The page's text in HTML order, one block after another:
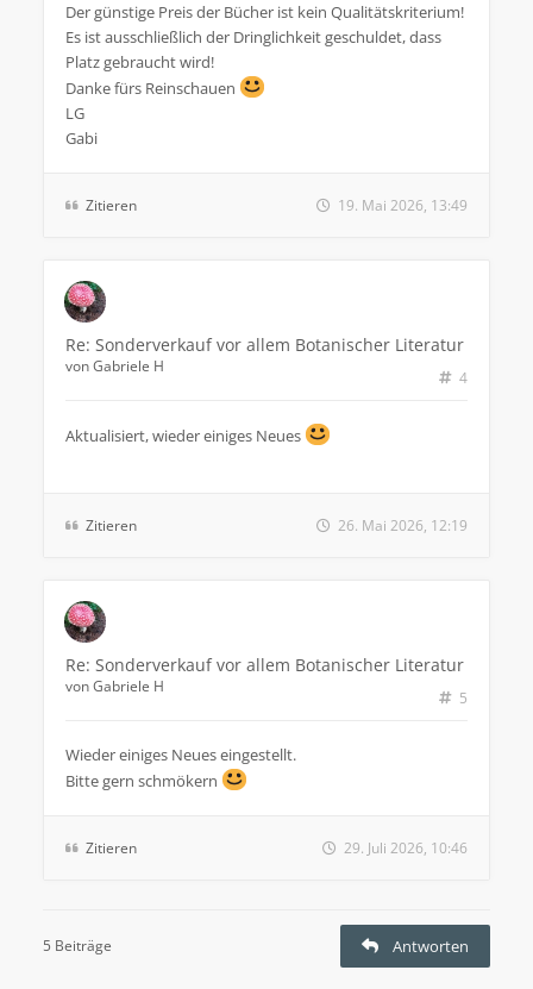
Der günstige Preis der Bücher ist kein Qualitätskriterium!
Es ist ausschließlich der Dringlichkeit geschuldet, dass
Platz gebraucht wird!
Danke fürs Reinschauen
LG
Gabi
Zitieren 19. Mai 2026, 13:49
Re: Sonderverkauf vor allem Botanischer Literatur
4
vonGabriele H
Aktualisiert, wieder einiges Neues
Zitieren 26. Mai 2026, 12:19
Re: Sonderverkauf vor allem Botanischer Literatur
5
vonGabriele H
Wieder einiges Neues eingestellt.
Bitte gern schmökern
Zitieren 29. Juli 2026, 10:46
5 Beiträge Antworten